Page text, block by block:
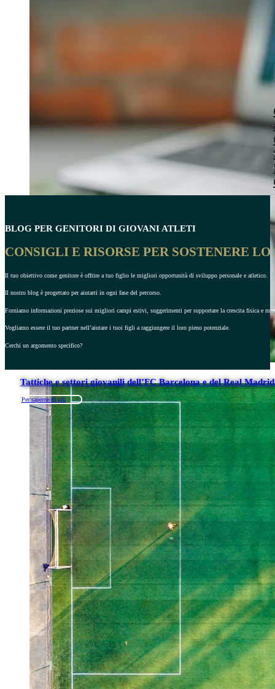
BLOG PER GENITORI DI GIOVANI ATLETI
CONSIGLI E RISORSE PER SOSTENERE
Il tuo obiettivo come genitore è offrire a tuo figlio le migliori opportunità di sviluppo personale e atletico.
Il nostro blog è progettato per aiutarti in ogni fase del percorso.
Forniamo informazioni preziose sui migliori campi estivi, suggerimenti per supportare la crescita fisica e
Vogliamo essere il tuo partner nell’aiutare i tuoi figli a raggiungere il loro pieno potenziale.
Cerchi un argomento specifico?
Tattiche e settori giovanili dell’FC Barcelona e del Real Madrid
Per saperne di più